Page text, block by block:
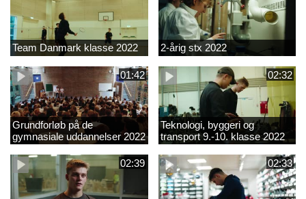
Team Danmark klasse 2022 2-årig stx 2022
01:42
Grundforløb på de
gymnasiale uddannelser 2022
02:32
Teknologi, byggeri og
transport 9.-10. klasse 2022
02:39 02:33